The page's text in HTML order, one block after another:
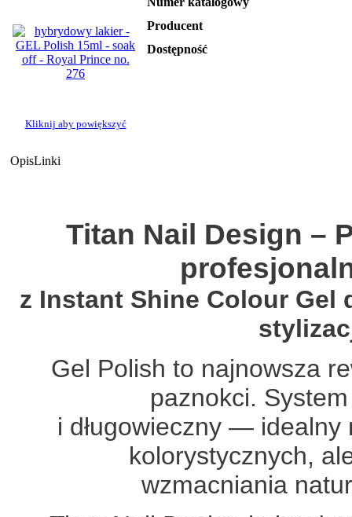
Kliknij aby powiększyć
Producent
Dostępność
OpisLinki
Titan Nail Design –
z Instant Shine Colour Gel
Gel Polish to najnowsza
paznokci.
i długowieczny —
kolorystycznych,
wzmacniania